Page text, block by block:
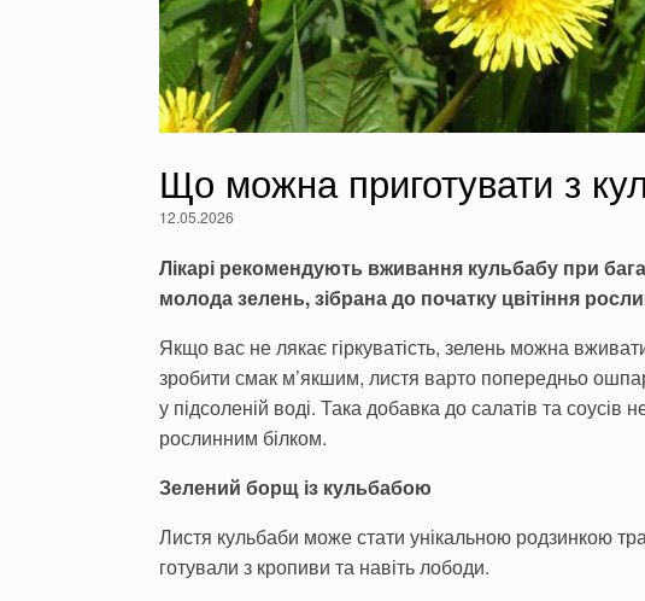
Що можна приготувати з
12.05.2026
Лікарі рекомендують вживання кульбабу при
молода зелень, зібрана до початку цвітіння
Якщо вас не лякає гіркуватість, зелень можна
зробити смак м’якшим, листя варто попередньо
у підсоленій воді. Така добавка до салатів та
рослинним білком.
Зелений борщ із кульбабою
Листя кульбаби може стати унікальною родзинкою
готували з кропиви та навіть лободи.